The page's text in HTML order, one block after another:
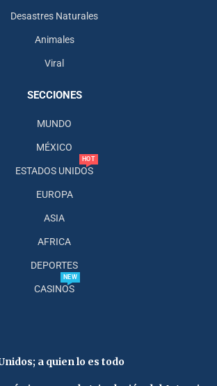
Desastres Naturales
Animales
Viral
SECCIONES
MUNDO
MÉXICO
ESTADOS UNIDOS
HOT
EUROPA
ASIA
AFRICA
DEPORTES
CASINOS
NEW
a quien lo es todo